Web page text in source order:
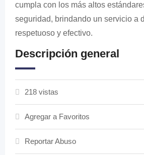
cumpla con los más altos
seguridad, brindando un servicio a
respetuoso y efectivo.
Descripción general
218 vistas
Agregar a Favoritos
Reportar Abuso